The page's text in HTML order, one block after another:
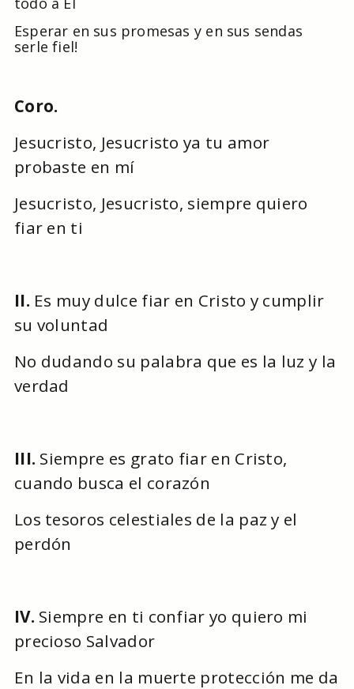
Esperar en sus promesas y en sus sendas
serle fiel!
Coro.
Jesucristo, Jesucristo ya tu amor
probaste en mí
Jesucristo, Jesucristo, siempre quiero
fiar en ti
II.Es muy dulce fiar en Cristo y cumplir
su voluntad
No dudando su palabra que es la luz y la
verdad
III. Siempre es grato fiar en Cristo,
cuando busca el corazón
Los tesoros celestiales de la paz y el
perdón
IV. Siempre en ti confiar yo quiero mi
precioso Salvador
En la vida en la muerte protección me da